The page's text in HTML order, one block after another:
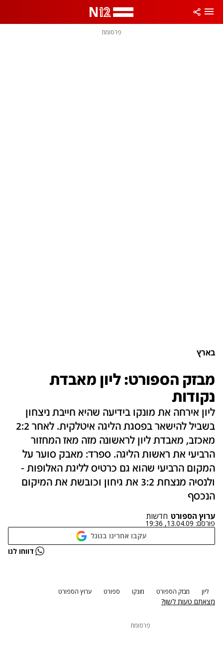
פרסומת
בארץ
מבזק הספורט: ליון מאבדת
נקודות
ליון אירחה את מונקו בידיעה שהיא חייבת ניצחון
בשביל להישאר בפסגת הליגה איטלקית. לאחר 2:2
מאכזב, מאבדת ליון לראשונה מזה מאז המחזור
הרביעי את ראשות הליגה. ספרד: מאבק סוער על
המקום הרביעי שהוא גם כרטיס לליגת האלופות -
ולנסיה מנצחת 3:2 את גיחון וכובשת את המיקום
הנכסף
ערוץ הספורט חדשות
פורסם: 13.04.09, 19:36
עקבו אחרינו בגוגל
נתקלנו בבעיה דווחו לנו
ליון מבזק הספורט מונקו ספורט ערוץ הספורט
מצאתם טעות לשון?
פרסומת